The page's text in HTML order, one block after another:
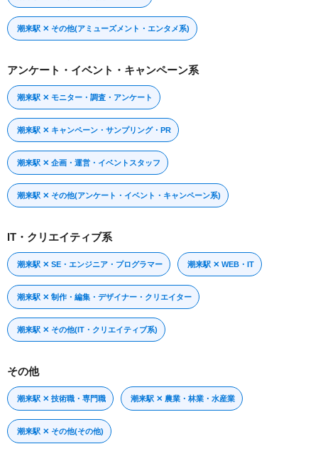
潮来駅 ✕ その他(アミューズメント・エンタメ系)
アンケート・イベント・キャンペーン系
潮来駅 ✕ モニター・調査・アンケート
潮来駅 ✕ キャンペーン・サンプリング・PR
潮来駅 ✕ 企画・運営・イベントスタッフ
潮来駅 ✕ その他(アンケート・イベント・キャンペーン系)
IT・クリエイティブ系
潮来駅 ✕ SE・エンジニア・プログラマー 潮来駅 ✕ WEB・IT
潮来駅 ✕ 制作・編集・デザイナー・クリエイター
潮来駅 ✕ その他(IT・クリエイティブ系)
その他
潮来駅 ✕ 技術職・専門職 潮来駅 ✕ 農業・林業・水産業
潮来駅 ✕ その他(その他)